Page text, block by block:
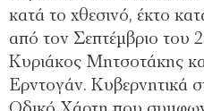
κατά το χθεσινό, έκτο
από τον Σεπτέμβριο του
Κυριάκος Μητσοτάκης
Ερντογάν. Κυβερνητικά